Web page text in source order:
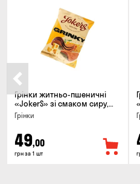
Грінки житньо-пшеничні
«JokerS» зі смаком сиру,
80г
Грінки
49,00
грн за 1 шт